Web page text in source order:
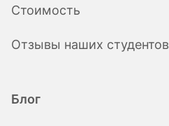
Стоимость
Отзывы наших студентов
Блог